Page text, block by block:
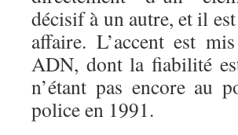
décisif à un autre, et il
affaire. L’accent est
ADN, dont la fiabilité
n’étant pas encore au
police en 1991.